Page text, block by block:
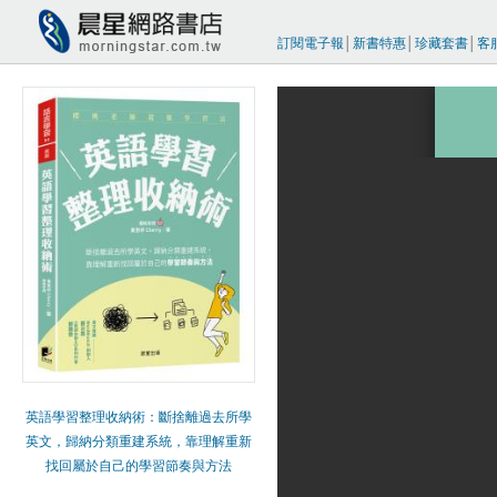
訂閱電子報 新書特惠 珍藏套書 客
英語學習整理收納術：斷捨離過去所學
英文，歸納分類重建系統，靠理解重新
找回屬於自己的學習節奏與方法